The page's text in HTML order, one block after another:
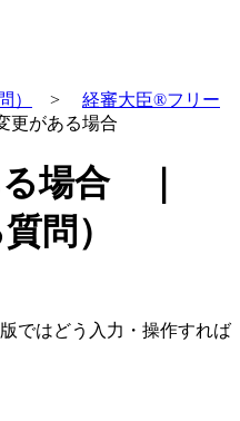
） > 経審大臣®フリー
がある場合
る場合 ｜
問）
ではどう入力・操作すれば